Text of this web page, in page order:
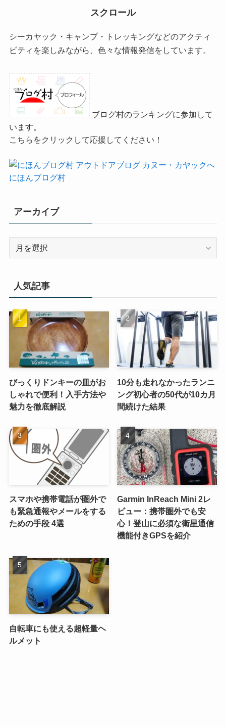
スクロール
シーカヤック・キャンプ・トレッキングなどのアクティ
ビティを楽しみながら、色々な情報発信をしています。
ブログ村のランキングに参加して
います。
こちらをクリックして応援してください！
にほんブログ村
アーカイブ
ブ
人気記事
びっくりドンキーの皿がお
しゃれで便利！入手方法や
魅力を徹底解説
10分も走れなかったランニ
ング初心者の50代が10カ月
間続けた結果
スマホや携帯電話が圏外で
も緊急通報やメールをする
ための手段 4選
Garmin InReach Mini 2レ
ビュー：携帯圏外でも安
心！登山に必須な衛星通信
機能付きGPSを紹介
自転車にも使える超軽量ヘ
ルメット